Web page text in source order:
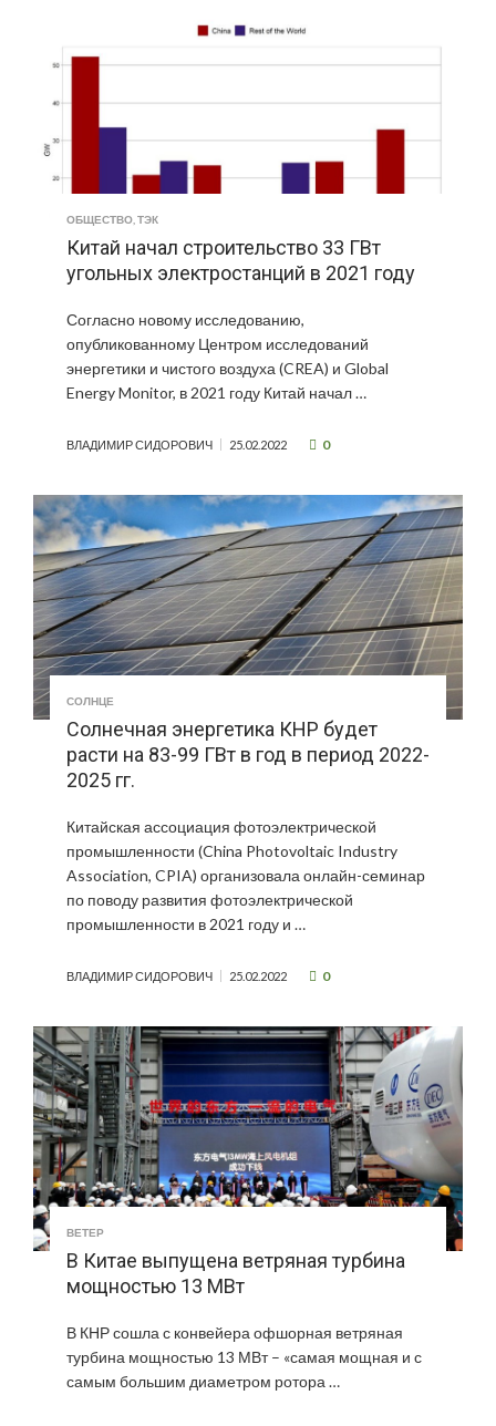
ОБЩЕСТВО ТЭК
Китай начал строительство 33 ГВт
угольных электростанций в 2021 году
Согласно новому исследованию,
опубликованному Центром исследований
энергетики и чистого воздуха (CREA) и Global
Energy Monitor, в 2021 году Китай начал …
ВЛАДИМИР СИДОРОВИЧ 25.02.2022 0
СОЛНЦЕ
Солнечная энергетика КНР будет
расти на 83-99 ГВт в год в период 2022-
2025 гг.
Китайская ассоциация фотоэлектрической
промышленности (China Photovoltaic Industry
Association, CPIA) организовала онлайн-семинар
по поводу развития фотоэлектрической
промышленности в 2021 году и …
ВЛАДИМИР СИДОРОВИЧ 25.02.2022 0
ВЕТЕР
В Китае выпущена ветряная турбина
мощностью 13 МВт
В КНР сошла с конвейера офшорная ветряная
турбина мощностью 13 МВт – «самая мощная и с
самым большим диаметром ротора …